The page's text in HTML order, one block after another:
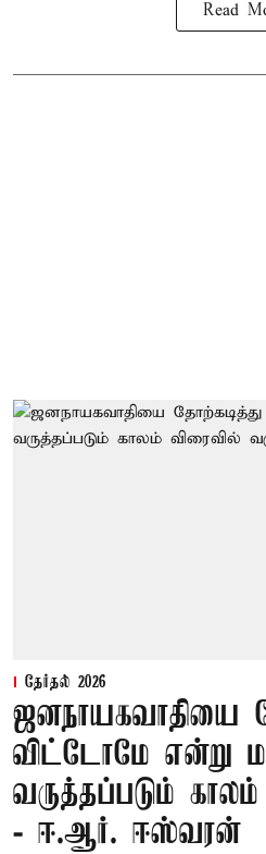
Read
தேர்தல் 2026
ஜனநாயகவாதியை
விட்டோமே என்று
வருத்தப்படும்
- ஈ.ஆர். ஈஸ்வரன்